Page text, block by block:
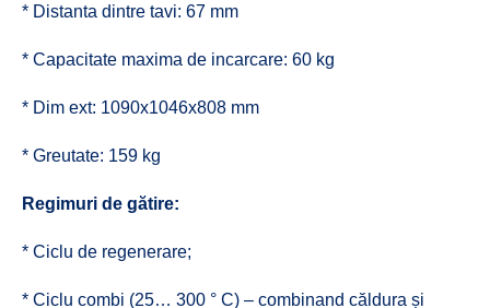
* Distanta dintre tavi: 67 mm
* Capacitate maxima de incarcare: 60 kg
* Dim ext: 1090x1046x808 mm
* Greutate: 159 kg
Regimuri de gătire:
* Ciclu de regenerare;
* Ciclu combi (25… 300 ° C) – combinand căldura și